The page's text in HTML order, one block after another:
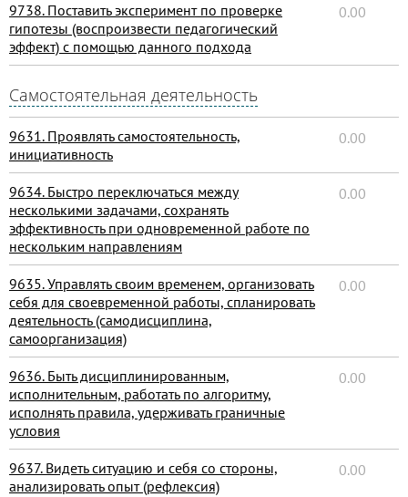
9738. Поставить эксперимент по проверке
гипотезы (воспроизвести педагогический
эффект) с помощью данного подхода
0.00
Самостоятельная деятельность
9631. Проявлять самостоятельность,
инициативность
0.00
9634. Быстро переключаться между
несколькими задачами, сохранять
эффективность при одновременной работе по
нескольким направлениям
0.00
9635. Управлять своим временем, организовать
себя для своевременной работы, спланировать
деятельность (самодисциплина,
самоорганизация)
0.00
9636. Быть дисциплинированным,
исполнительным, работать по алгоритму,
исполнять правила, удерживать граничные
условия
0.00
9637. Видеть ситуацию и себя со стороны,
анализировать опыт (рефлексия)
0.00